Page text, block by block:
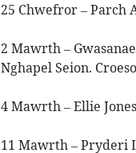
25 Chwefror – Parch
2 Mawrth –
Nghapel Seion.
4 Mawrth – Ellie
11 Mawrth – Pryderi